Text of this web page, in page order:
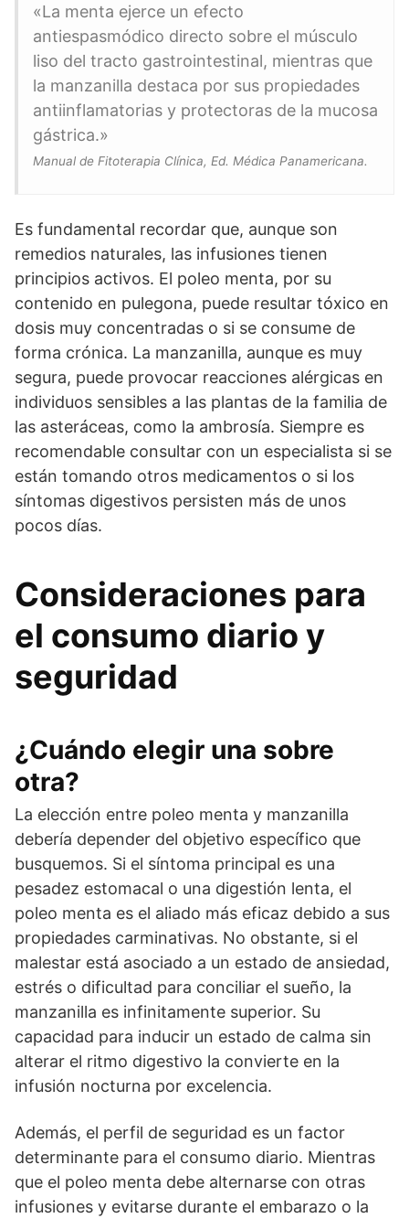
«La menta ejerce un efecto
antiespasmódico directo sobre el músculo
liso del tracto gastrointestinal, mientras que
la manzanilla destaca por sus propiedades
antiinflamatorias y protectoras de la mucosa
gástrica.»
Manual de Fitoterapia Clínica, Ed. Médica Panamericana.
Es fundamental recordar que, aunque son
remedios naturales, las infusiones tienen
principios activos. El poleo menta, por su
contenido en pulegona, puede resultar tóxico en
dosis muy concentradas o si se consume de
forma crónica. La manzanilla, aunque es muy
segura, puede provocar reacciones alérgicas en
individuos sensibles a las plantas de la familia de
las asteráceas, como la ambrosía. Siempre es
recomendable consultar con un especialista si se
están tomando otros medicamentos o si los
síntomas digestivos persisten más de unos
pocos días.
Consideraciones para
el consumo diario y
seguridad
¿Cuándo elegir una sobre
otra?
La elección entre poleo menta y manzanilla
debería depender del objetivo específico que
busquemos. Si el síntoma principal es una
pesadez estomacal o una digestión lenta, el
poleo menta es el aliado más eficaz debido a sus
propiedades carminativas. No obstante, si el
malestar está asociado a un estado de ansiedad,
estrés o dificultad para conciliar el sueño, la
manzanilla es infinitamente superior. Su
capacidad para inducir un estado de calma sin
alterar el ritmo digestivo la convierte en la
infusión nocturna por excelencia.
Además, el perfil de seguridad es un factor
determinante para el consumo diario. Mientras
que el poleo menta debe alternarse con otras
infusiones y evitarse durante el embarazo o la